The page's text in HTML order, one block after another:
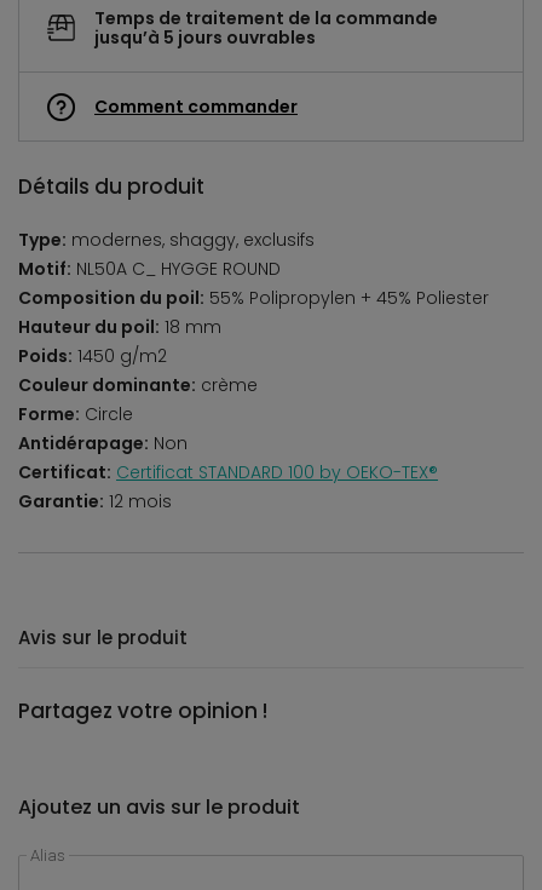
Temps de traitement de la commande
jusqu’à 5 jours ouvrables
Comment commander
Détails du produit
Type: modernes, shaggy, exclusifs
Motif: NL50A C_ HYGGE ROUND
Composition du poil: 55% Polipropylen + 45% Poliester
Hauteur du poil: 18 mm
Poids: 1450 g/m2
Couleur dominante: crème
Forme: Circle
Antidérapage: Non
Certificat: Certificat STANDARD 100 by OEKO-TEX®
Garantie: 12 mois
Avis sur le produit
Partagez votre opinion !
Ajoutez un avis sur le produit
Alias